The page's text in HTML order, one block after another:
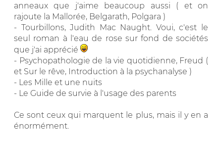
anneaux que j'aime beaucoup aussi ( et on
rajoute la Mallorée, Belgarath, Polgara )
- Tourbillons, Judith Mac Naught. Voui, c'est le
seul roman à l'eau de rose sur fond de sociétés
que j'ai apprécié
- Psychopathologie de la vie quotidienne, Freud (
et Sur le rêve, Introduction à la psychanalyse )
- Les Mille et une nuits
- Le Guide de survie à l'usage des parents
Ce sont ceux qui marquent le plus, mais il y en a
énormément.